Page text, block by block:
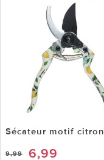
Sécateur motif citron
9,99 6,99